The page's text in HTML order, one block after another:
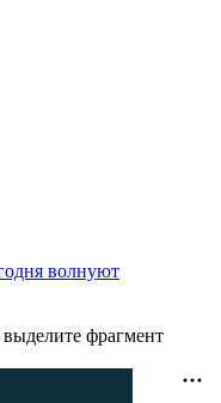
волнуют
фрагмент